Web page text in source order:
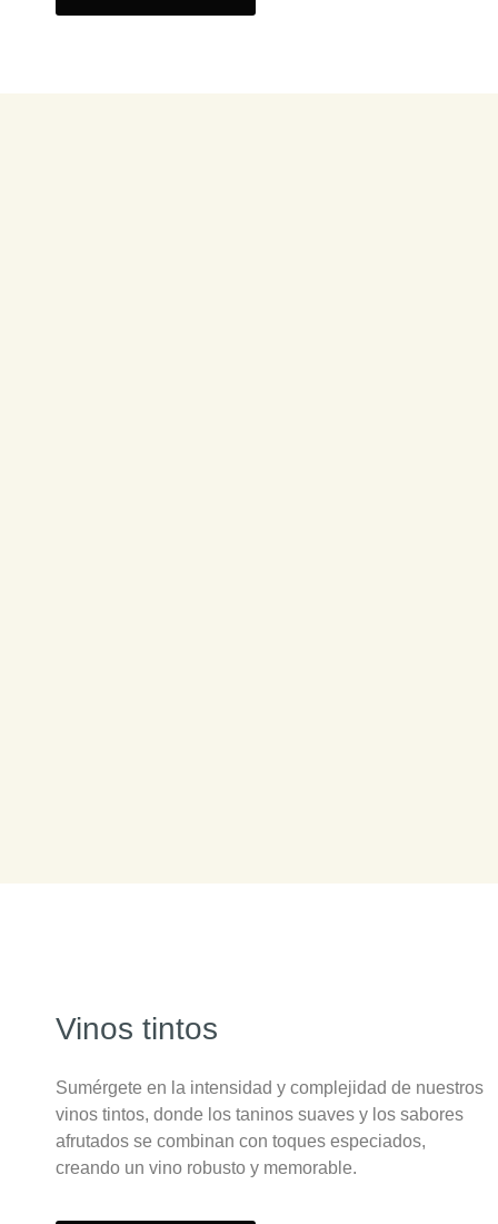
Vinos tintos
Sumérgete en la intensidad y complejidad de nuestros
vinos tintos, donde los taninos suaves y los sabores
afrutados se combinan con toques especiados,
creando un vino robusto y memorable.